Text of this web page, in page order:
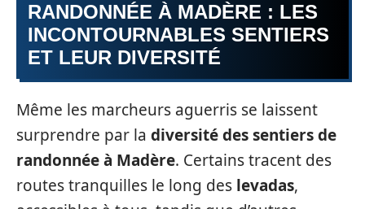
RANDONNÉE À MADÈRE : LES
INCONTOURNABLES SENTIERS
ET LEUR DIVERSITÉ
Même les marcheurs aguerris se laissent
surprendre par la diversité des sentiers de
randonnée à Madère. Certains tracent des
routes tranquilles le long des levadas,